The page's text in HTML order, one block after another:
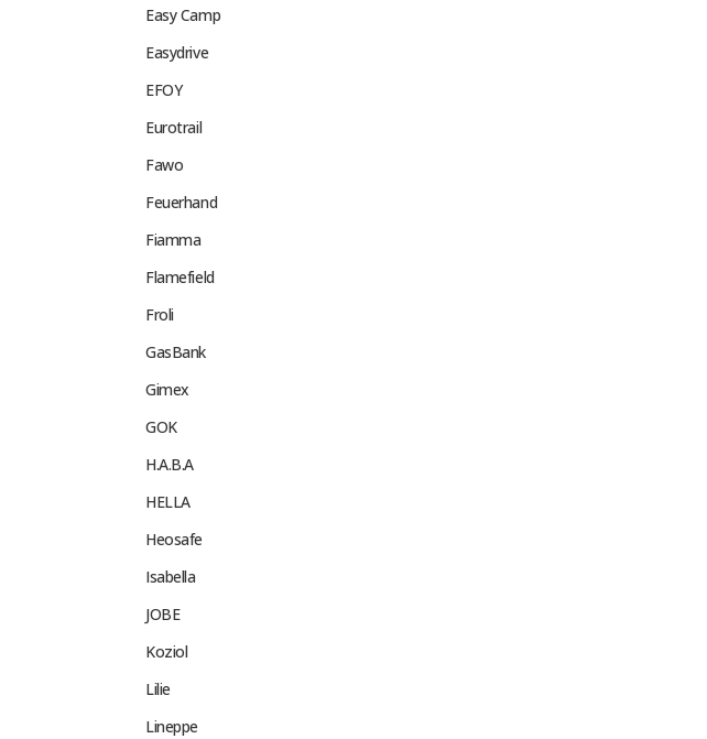
Easy Camp
Easydrive
EFOY
Eurotrail
Fawo
Feuerhand
Fiamma
Flamefield
Froli
GasBank
Gimex
GOK
H.A.B.A
HELLA
Heosafe
Isabella
JOBE
Koziol
Lilie
Lineppe